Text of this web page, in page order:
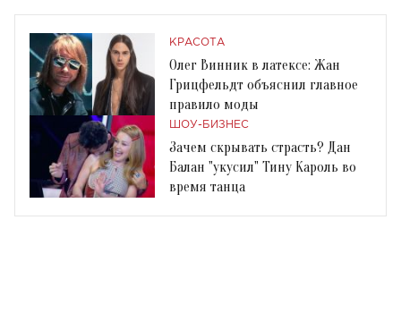
КРАСОТА
Олег Винник в латексе: Жан
Грицфельдт объяснил главное
правило моды
ШОУ-БИЗНЕС
Зачем скрывать страсть? Дан
Балан "укусил" Тину Кароль во
время танца